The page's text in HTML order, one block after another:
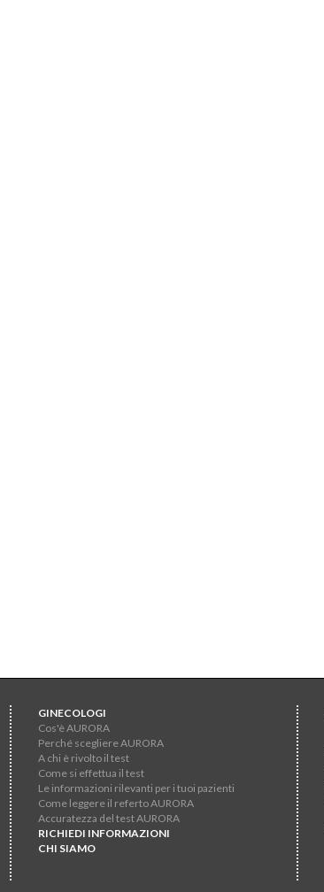
GINECOLOGI
Cos'è AURORA
Perché scegliere AURORA
A chi è rivolto il test
Come si effettua il test
Le informazioni rilevanti per i tuoi pazienti
Come leggere il referto AURORA
Accuratezza del test AURORA
RICHIEDI INFORMAZIONI
CHI SIAMO